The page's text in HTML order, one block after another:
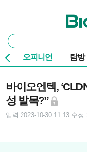
바이
통
합
검
색
오피니언 탐방
바이오엔텍,
성 발목?”
입력 2023-10-30 11:13 수정